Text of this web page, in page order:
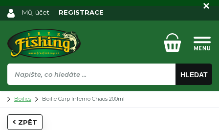
HLEDAT
Můj účet REGISTRACE
Boilies Boilie Carp Inferno Chaos 200ml
ZPĚT